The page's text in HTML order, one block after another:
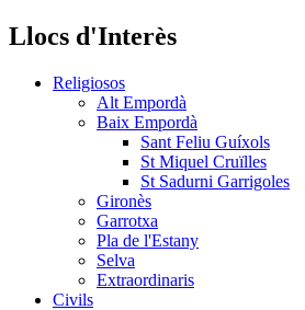
Llocs d'Interès
Religiosos
Alt Empordà
Baix Empordà
Sant Feliu Guíxols
St Miquel Cruïlles
St Sadurni Garrigoles
Gironès
Garrotxa
Pla de l'Estany
Selva
Extraordinaris
Civils